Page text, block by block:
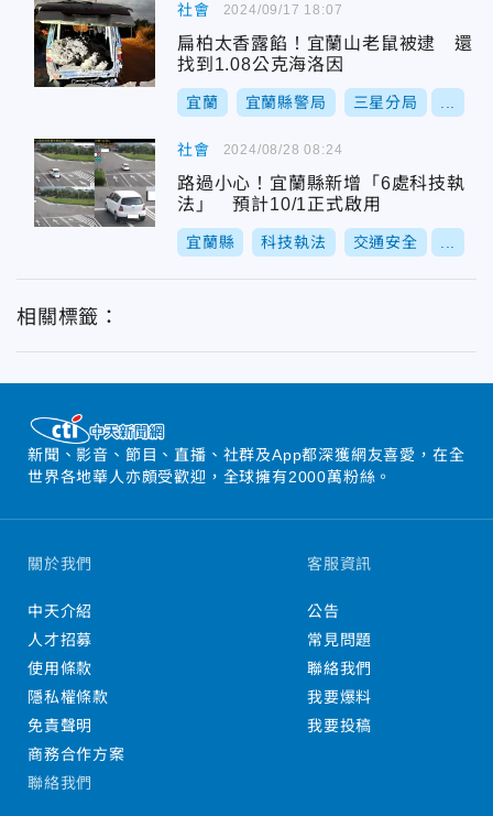
社會
扁柏太香露餡！宜蘭山老鼠被逮 還
找到1.08公克海洛因
宜蘭 宜蘭縣警局 三星分局
2024/09/17 18:07
社會
路過小心！宜蘭縣新增「6處科技執
法」 預計10/1正式啟用
宜蘭縣 科技執法 交通安全
2024/08/28 08:24
相關標籤：
新聞、影音、節目、直播、社群及App都深獲網友喜愛，在全
世界各地華人亦頗受歡迎，全球擁有2000萬粉絲。
關於我們
中天介紹
人才招募
使用條款
隱私權條款
免責聲明
商務合作方案
客服資訊
公告
常見問題
聯絡我們
我要爆料
我要投稿
聯絡我們